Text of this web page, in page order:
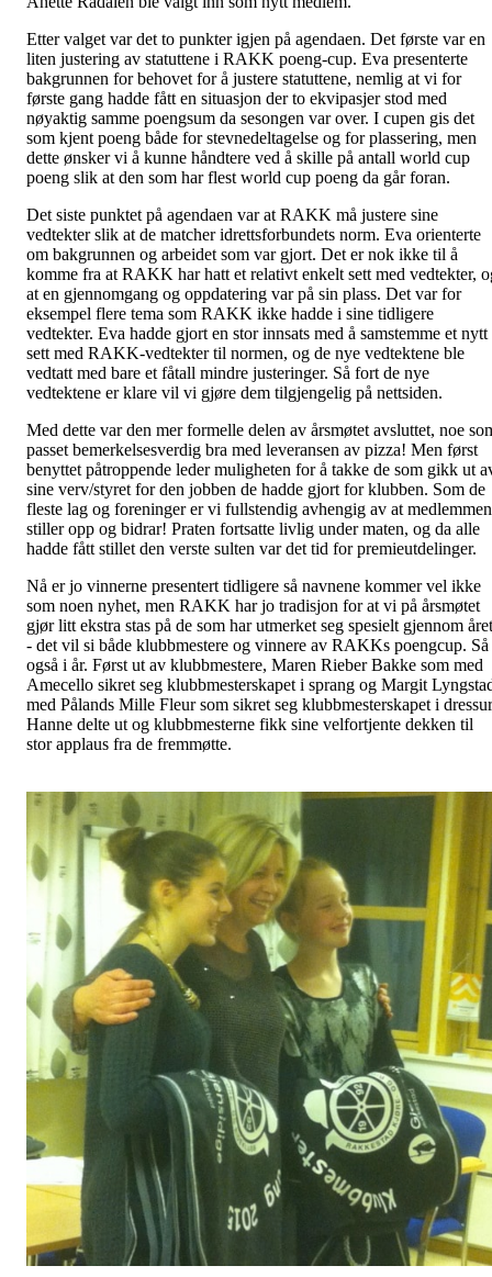
Etter valget var det to punkter igjen på agendaen. Det første var en
liten justering av statuttene i RAKK poeng-cup. Eva presenterte
bakgrunnen for behovet for å justere statuttene, nemlig at vi for
første gang hadde fått en situasjon der to ekvipasjer stod med
nøyaktig samme poengsum da sesongen var over. I cupen gis det
som kjent poeng både for stevnedeltagelse og for plassering, men
dette ønsker vi å kunne håndtere ved å skille på antall world cup
poeng slik at den som har flest world cup poeng da går foran.
Det siste punktet på agendaen var at RAKK må justere sine
vedtekter slik at de matcher idrettsforbundets norm. Eva orienterte
om bakgrunnen og arbeidet som var gjort. Det er nok ikke til å
komme fra at RAKK har hatt et relativt enkelt sett med vedtekter,
at en gjennomgang og oppdatering var på sin plass. Det var for
eksempel flere tema som RAKK ikke hadde i sine tidligere
vedtekter. Eva hadde gjort en stor innsats med å samstemme et nytt
sett med RAKK-vedtekter til normen, og de nye vedtektene ble
vedtatt med bare et fåtall mindre justeringer. Så fort de nye
vedtektene er klare vil vi gjøre dem tilgjengelig på nettsiden.
Med dette var den mer formelle delen av årsmøtet avsluttet, noe
passet bemerkelsesverdig bra med leveransen av pizza! Men først
benyttet påtroppende leder muligheten for å takke de som gikk ut
sine verv/styret for den jobben de hadde gjort for klubben. Som de
fleste lag og foreninger er vi fullstendig avhengig av at
stiller opp og bidrar! Praten fortsatte livlig under maten, og da alle
hadde fått stillet den verste sulten var det tid for premieutdelinger.
Nå er jo vinnerne presentert tidligere så navnene kommer vel ikke
som noen nyhet, men RAKK har jo tradisjon for at vi på årsmøtet
gjør litt ekstra stas på de som har utmerket seg spesielt gjennom året
- det vil si både klubbmestere og vinnere av RAKKs poengcup. Så
også i år. Først ut av klubbmestere, Maren Rieber Bakke som med
Amecello sikret seg klubbmesterskapet i sprang og Margit
med Pålands Mille Fleur som sikret seg klubbmesterskapet i
Hanne delte ut og klubbmesterne fikk sine velfortjente dekken til
stor applaus fra de fremmøtte.